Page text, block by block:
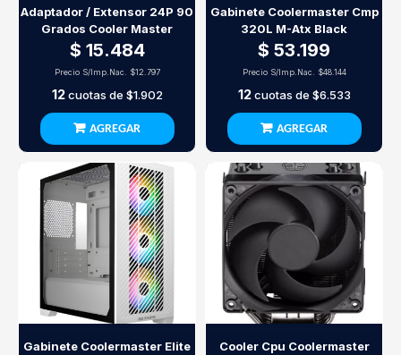
Adaptador / Extensor 24P 90
Grados Cooler Master
$ 15.484
Precio S/Imp.Nac. $12.797
12cuotas de $1.902
AGREGAR
Gabinete Coolermaster Cmp
320L M-Atx Black
$ 53.199
Precio S/Imp.Nac. $48.144
12cuotas de $6.533
AGREGAR
Gabinete Coolermaster Elite
Cooler Cpu Coolermaster